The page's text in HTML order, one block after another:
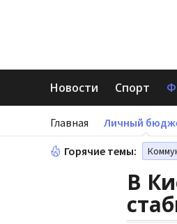
Новости Спорт
Главная Личный
Горячие темы:
В